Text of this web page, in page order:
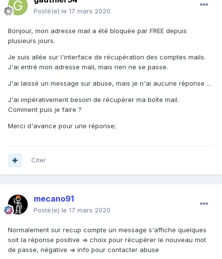
Posté(e) le 17 mars 2020
Bonjour, mon adresse mail a été bloquée par FREE depuis
plusieurs jours.
Je suis allée sur l'interface de récupération des comptes mails.
J'ai entré mon adresse mail, mais rien ne se passe.
J'ai laissé un message sur abuse, mais je n'ai aucune réponse ...
J'ai impérativement besoin de récupérer ma boîte mail.
Comment puis je faire ?
Merci d'avance pour une réponse;
Citer
mecano91
Posté(e) le 17 mars 2020
Normalement sur recup compte un message s'affiche quelques
soit la réponse positive => choix pour récupérer le nouveau mot
de passe, négative => info pour contacter abuse